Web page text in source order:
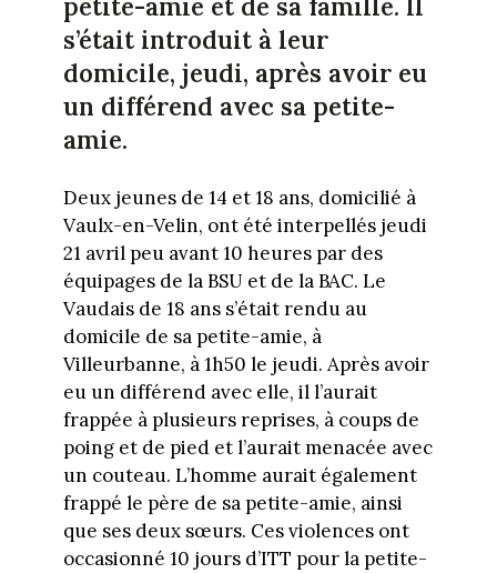
petite-amie et de sa famille. Il
s’était introduit à leur
domicile, jeudi, après avoir eu
un différend avec sa petite-
amie.
Deux jeunes de 14 et 18 ans, domicilié à
Vaulx-en-Velin, ont été interpellés jeudi
21 avril peu avant 10 heures par des
équipages de la BSU et de la BAC. Le
Vaudais de 18 ans s’était rendu au
domicile de sa petite-amie, à
Villeurbanne, à 1h50 le jeudi. Après avoir
eu un différend avec elle, il l’aurait
frappée à plusieurs reprises, à coups de
poing et de pied et l’aurait menacée avec
un couteau. L’homme aurait également
frappé le père de sa petite-amie, ainsi
que ses deux sœurs. Ces violences ont
occasionné 10 jours d’ITT pour la petite-